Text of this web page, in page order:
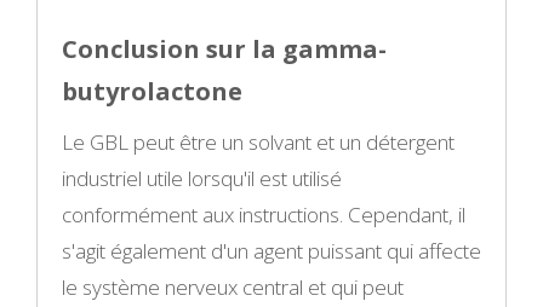
Conclusion sur la gamma-
butyrolactone
Le GBL peut être un solvant et un détergent
industriel utile lorsqu'il est utilisé
conformément aux instructions. Cependant, il
s'agit également d'un agent puissant qui affecte
le système nerveux central et qui peut